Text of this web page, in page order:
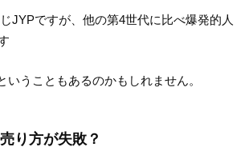
JYPですが、他の第4世代に比べ爆発的人
いうこともあるのかもしれません。
り方が失敗？